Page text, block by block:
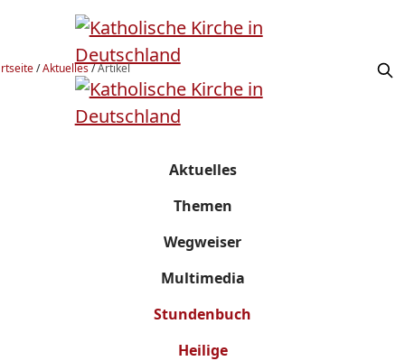
/Aktuelles/Artikel
Aktuelles
Themen
Wegweiser
Multimedia
Stundenbuch
Heilige